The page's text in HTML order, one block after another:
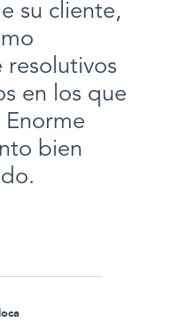
su cliente,
resolutivos
en los que
bien